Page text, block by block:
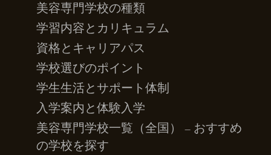
美容専門学校の種類
学習内容とカリキュラム
資格とキャリアパス
学校選びのポイント
学生生活とサポート体制
入学案内と体験入学
美容専門学校一覧（全国） – おすすめ
の学校を探す